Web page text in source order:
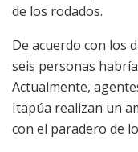
de los rodados.
De acuerdo con los
seis personas
Actualmente,
Itapúa realizan un
con el paradero de